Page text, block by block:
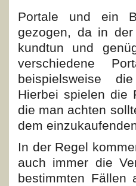
Portale und ein
gezogen, da in
kundtun und
verschiedene
beispielsweise
Hierbei spielen die
die man achten
dem
In der Regel
auch immer die
bestimmten Fällen